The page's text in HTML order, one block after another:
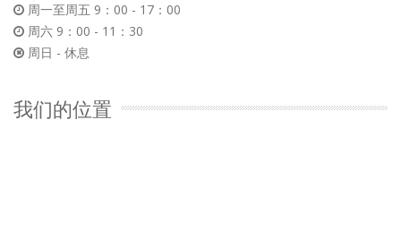
周一至周五 9：00 - 17：00
周六 9：00 - 11：30
周日 - 休息
我们的位置